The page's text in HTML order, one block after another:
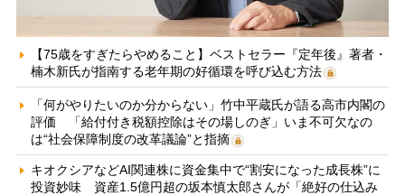
【75歳をすぎたらやめること】ベストセラー『定年後』著者・
楠木新氏が指南する老年期の好循環を呼び込む方法
「何がやりたいのか分からない」竹中平蔵氏が語る高市内閣の
評価 「給付付き税額控除はその場しのぎ」いま不可欠なの
は“社会保障制度の改革議論”と指摘
キオクシアなどAI関連株に資金集中で“割安になった成長株”に
投資妙味 資産1.5億円超の坂本慎太郎さんが「絶好の仕込み